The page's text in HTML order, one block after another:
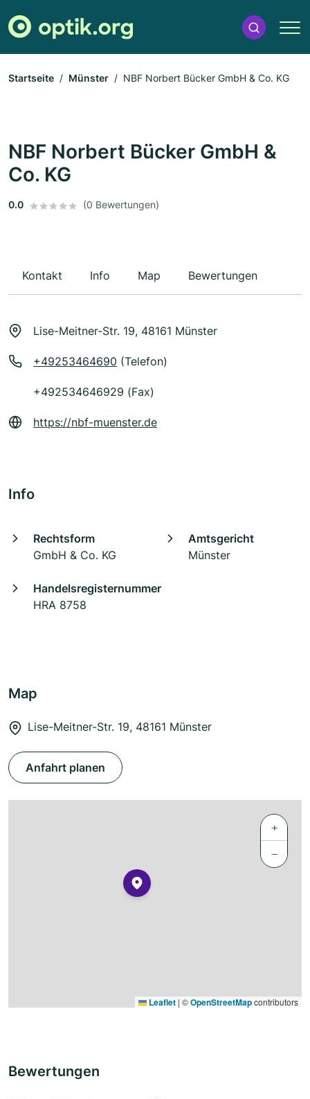
Startseite Münster NBF Norbert Bücker GmbH & Co. KG
NBF Norbert Bücker GmbH &
Co. KG
0.0 (0 Bewertungen)
Kontakt Info Map Bewertungen
Lise-Meitner-Str. 19, 48161 Münster
+49253464690 (Telefon)
+492534646929 (Fax)
https://nbf-muenster.de
Info
Rechtsform
GmbH & Co. KG
Amtsgericht
Münster
Handelsregisternummer
HRA 8758
Map
Lise-Meitner-Str. 19, 48161 Münster
Anfahrt planen
+
−
Leaflet | ©OpenStreetMapcontributors
Bewertungen